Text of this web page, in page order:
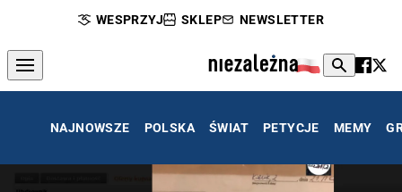
WESPRZYJ SKLEP NEWSLETTER
NAJNOWSZE POLSKA ŚWIAT PETYCJE MEMY